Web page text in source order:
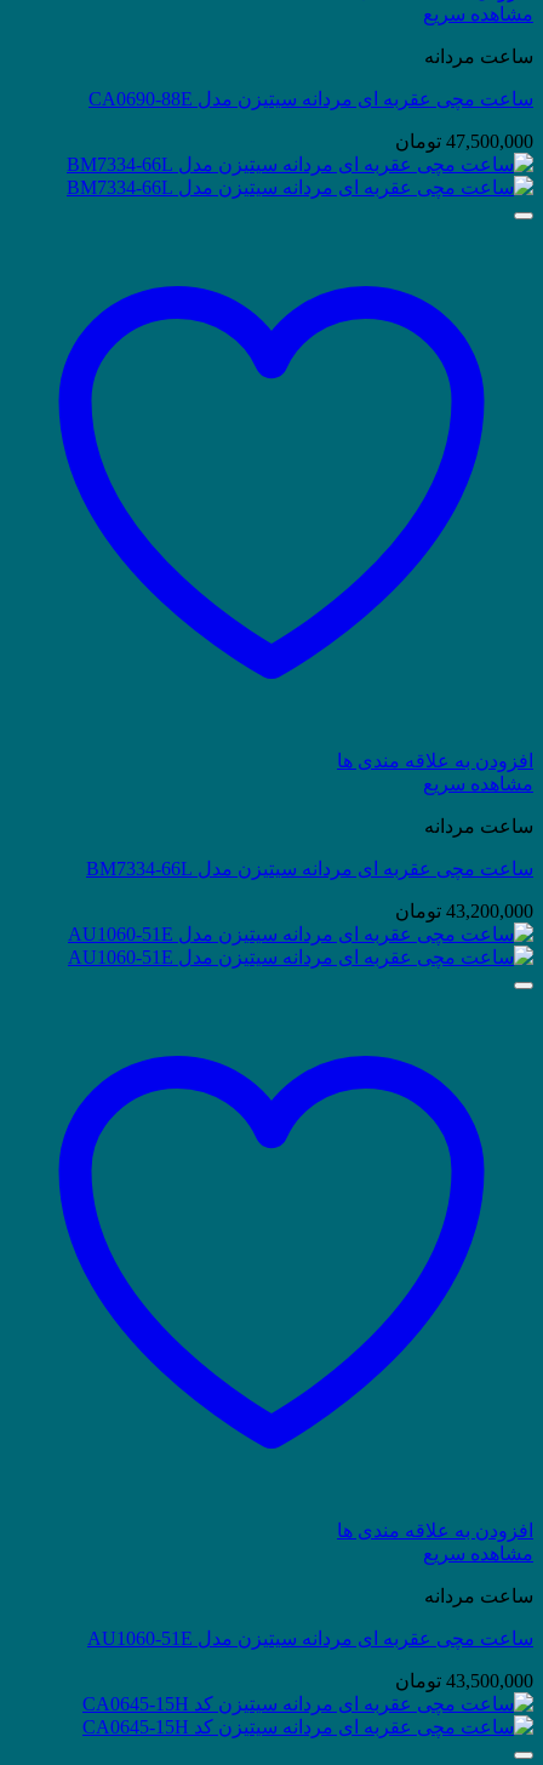
مشاهده سریع
ساعت مردانه
ساعت مچی عقربه ای مردانه سیتیزن مدل CA0690-88E
47,500,000 تومان
افزودن به علاقه مندی ها
مشاهده سریع
ساعت مردانه
ساعت مچی عقربه ای مردانه سیتیزن مدل BM7334-66L
43,200,000 تومان
افزودن به علاقه مندی ها
مشاهده سریع
ساعت مردانه
ساعت مچی عقربه ای مردانه سیتیزن مدل AU1060-51E
43,500,000 تومان